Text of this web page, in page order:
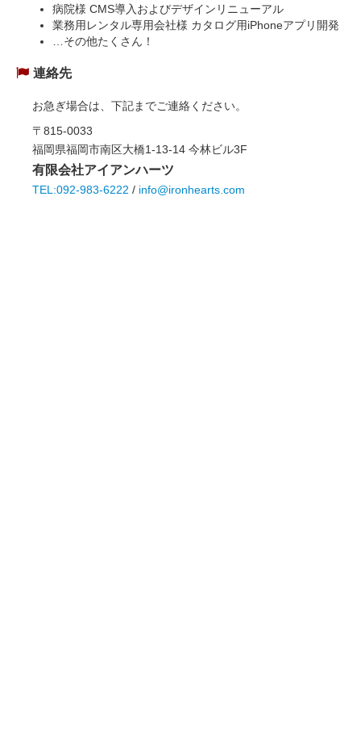
病院様 CMS導入およびデザインリニューアル
業務用レンタル専用会社様 カタログ用iPhoneアプリ開発
…その他たくさん！
連絡先
お急ぎ場合は、下記までご連絡ください。
〒815-0033
福岡県福岡市南区大橋1-13-14 今林ビル3F
有限会社アイアンハーツ
TEL:092-983-6222 / info@ironhearts.com